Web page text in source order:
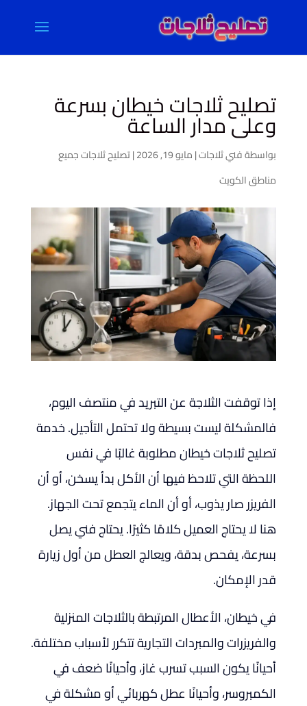
تصليح ثلاجات خيطان بسرعة
وعلى مدار الساعة
بواسطةفني ثلاجات|مايو 19, 2026 |تصليح ثلاجات جميع
مناطق الكويت
إذا توقفت الثلاجة عن التبريد في منتصف اليوم،
فالمشكلة ليست بسيطة ولا تحتمل التأجيل. خدمة
تصليح ثلاجات خيطان مطلوبة غالبًا في نفس
اللحظة التي تلاحظ فيها أن الأكل بدأ يسخن، أو أن
الفريزر صار يذوب، أو أن الماء يتجمع تحت الجهاز.
هنا لا يحتاج العميل كلامًا كثيرًا. يحتاج فني يصل
بسرعة، يفحص بدقة، ويعالج العطل من أول زيارة
قدر الإمكان.
في خيطان، الأعطال المرتبطة بالثلاجات المنزلية
والفريزرات والمبردات التجارية تتكرر لأسباب مختلفة.
أحيانًا يكون السبب تسرب غاز، وأحيانًا ضعف في
الكمبروسر، وأحيانًا عطل كهربائي أو مشكلة في